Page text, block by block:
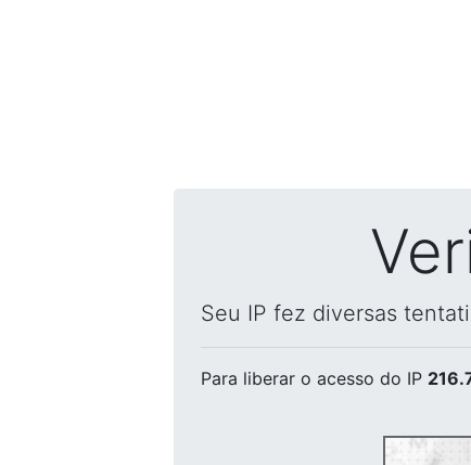
Seu IP fez diversas
Para liberar o acesso do IP